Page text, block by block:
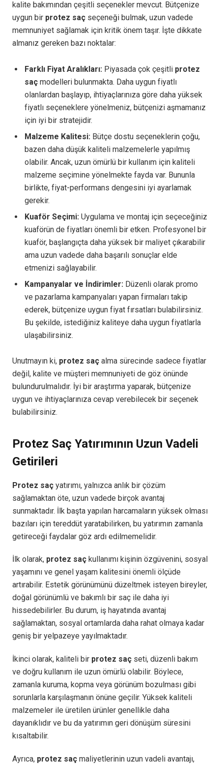
kalite bakımından çeşitli seçenekler mevcut. Bütçenize
uygun bir protez saç seçeneği bulmak, uzun vadede
memnuniyet sağlamak için kritik önem taşır. İşte dikkate
almanız gereken bazı noktalar:
Farklı Fiyat Aralıkları: Piyasada çok çeşitli protez
saç modelleri bulunmakta. Daha uygun fiyatlı
olanlardan başlayıp, ihtiyaçlarınıza göre daha yüksek
fiyatlı seçeneklere yönelmeniz, bütçenizi aşmamanız
için iyi bir stratejidir.
Malzeme Kalitesi: Bütçe dostu seçeneklerin çoğu,
bazen daha düşük kaliteli malzemelerle yapılmış
olabilir. Ancak, uzun ömürlü bir kullanım için kaliteli
malzeme seçimine yönelmekte fayda var. Bununla
birlikte, fiyat-performans dengesini iyi ayarlamak
gerekir.
Kuaför Seçimi: Uygulama ve montaj için seçeceğiniz
kuaförün de fiyatları önemli bir etken. Profesyonel bir
kuaför, başlangıçta daha yüksek bir maliyet çıkarabilir
ama uzun vadede daha başarılı sonuçlar elde
etmenizi sağlayabilir.
Kampanyalar ve İndirimler: Düzenli olarak promo
ve pazarlama kampanyaları yapan firmaları takip
ederek, bütçenize uygun fiyat fırsatları bulabilirsiniz.
Bu şekilde, istediğiniz kaliteye daha uygun fiyatlarla
ulaşabilirsiniz.
Unutmayın ki, protez saç alma sürecinde sadece fiyatlar
değil, kalite ve müşteri memnuniyeti de göz önünde
bulundurulmalıdır. İyi bir araştırma yaparak, bütçenize
uygun ve ihtiyaçlarınıza cevap verebilecek bir seçenek
bulabilirsiniz.
Protez Saç Yatırımının Uzun Vadeli
Getirileri
Protez saç yatırımı, yalnızca anlık bir çözüm
sağlamaktan öte, uzun vadede birçok avantaj
sunmaktadır. İlk başta yapılan harcamaların yüksek olması
bazıları için tereddüt yaratabilirken, bu yatırımın zamanla
getireceği faydalar göz ardı edilmemelidir.
İlk olarak, protez saç kullanımı kişinin özgüvenini, sosyal
yaşamını ve genel yaşam kalitesini önemli ölçüde
artırabilir. Estetik görünümünü düzeltmek isteyen bireyler,
doğal görünümlü ve bakımlı bir saç ile daha iyi
hissedebilirler. Bu durum, iş hayatında avantaj
sağlamaktan, sosyal ortamlarda daha rahat olmaya kadar
geniş bir yelpazeye yayılmaktadır.
İkinci olarak, kaliteli bir protez saç seti, düzenli bakım
ve doğru kullanım ile uzun ömürlü olabilir. Böylece,
zamanla kuruma, kopma veya görünüm bozulması gibi
sorunlarla karşılaşmanın önüne geçilir. Yüksek kaliteli
malzemeler ile üretilen ürünler genellikle daha
dayanıklıdır ve bu da yatırımın geri dönüşüm süresini
kısaltabilir.
Ayrıca, protez saç maliyetlerinin uzun vadeli avantajı,